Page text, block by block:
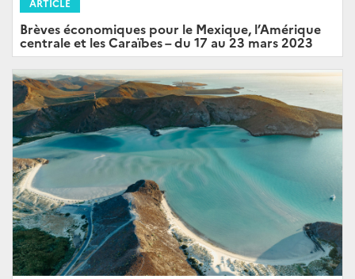
Brèves économiques pour le Mexique, l’Amérique
centrale et les Caraïbes – du 17 au 23 mars 2023